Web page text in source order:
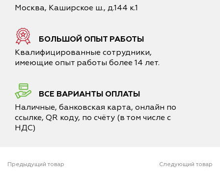
Москва, Каширское ш., д.144 к.1
БОЛЬШОЙ ОПЫТ РАБОТЫ
Квалифицированные сотрудники,
имеющие опыт работы более 14 лет.
ВСЕ ВАРИАНТЫ ОПЛАТЫ
Наличные, банковская карта, онлайн по
ссылке, QR коду, по счёту (в том числе с
НДС)
Предыдущий товар Следующий товар